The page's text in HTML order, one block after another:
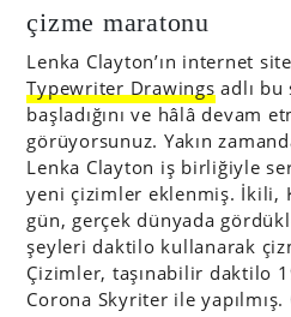
çizme maratonu
Lenka Clayton’ın internet
Typewriter Drawings adlı bu
başladığını ve hâlâ devam
görüyorsunuz. Yakın
Lenka Clayton iş birliğiyle
yeni çizimler eklenmiş. İkili,
gün, gerçek dünyada
şeyleri daktilo kullanarak
Çizimler, taşınabilir daktilo
Corona Skyriter ile